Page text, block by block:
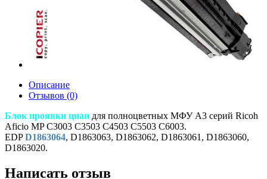
Описание
Отзывов (0)
Блок проявки циан для полноцветных МФУ A3 серий Ricoh
Aficio MP C3003 C3503 C4503 C5503 C6003.
EDPD1863064, D1863063, D1863062, D1863061, D1863060,
D1863020.
Написать отзыв